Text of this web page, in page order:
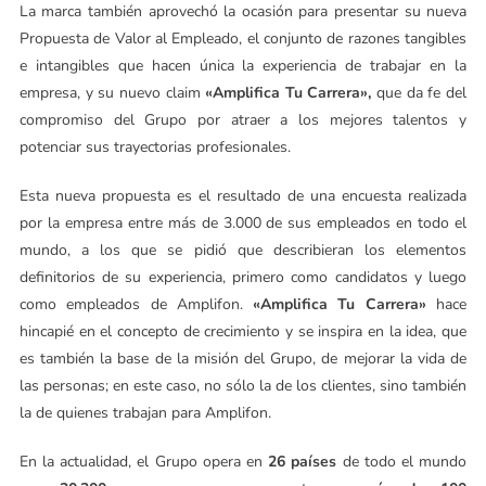
La marca también aprovechó la ocasión para presentar su nueva
Propuesta de Valor al Empleado, el conjunto de razones tangibles
e intangibles que hacen única la experiencia de trabajar en la
empresa, y su nuevo claim«Amplifica Tu Carrera», que da fe del
compromiso del Grupo por atraer a los mejores talentos y
potenciar sus trayectorias profesionales.
Esta nueva propuesta es el resultado de una encuesta realizada
por la empresa entre más de 3.000 de sus empleados en todo el
mundo, a los que se pidió que describieran los elementos
definitorios de su experiencia, primero como candidatos y luego
como empleados de Amplifon.«Amplifica Tu Carrera» hace
hincapié en el concepto de crecimiento y se inspira en la idea, que
es también la base de la misión del Grupo, de mejorar la vida de
las personas; en este caso, no sólo la de los clientes, sino también
la de quienes trabajan para Amplifon.
En la actualidad, el Grupo opera en26 países de todo el mundo